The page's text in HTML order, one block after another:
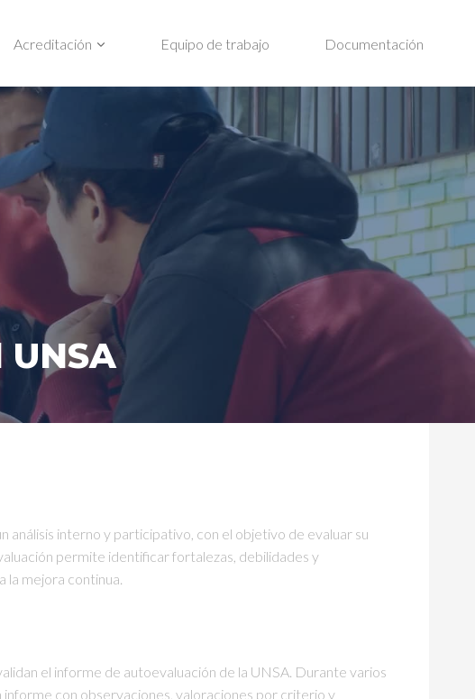
Acreditación Equipo de trabajo Documentación
análisis interno y participativo, con el objetivo de evaluar su
permite identificar fortalezas, debilidades y
la mejora continua.
el informe de autoevaluación de la UNSA. Durante varios
informe con observaciones, valoraciones por criterio y